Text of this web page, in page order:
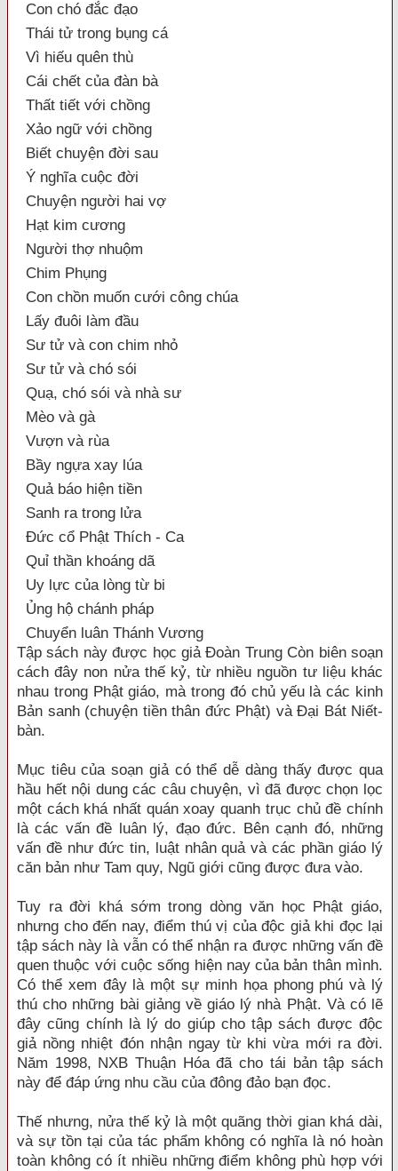
Con chó đắc đạo
Thái tử trong bụng cá
Vì hiếu quên thù
Cái chết của đàn bà
Thất tiết với chồng
Xảo ngữ với chồng
Biết chuyện đời sau
Ý nghĩa cuộc đời
Chuyện người hai vợ
Hạt kim cương
Người thợ nhuộm
Chim Phụng
Con chồn muốn cưới công chúa
Lấy đuôi làm đầu
Sư tử và con chim nhỏ
Sư tử và chó sói
Quạ, chó sói và nhà sư
Mèo và gà
Vượn và rùa
Bầy ngựa xay lúa
Quả báo hiện tiền
Sanh ra trong lửa
Đức cổ Phật Thích - Ca
Quỉ thần khoáng dã
Uy lực của lòng từ bi
Ủng hộ chánh pháp
Chuyển luân Thánh Vương
Tập sách này được học giả Đoàn Trung Còn biên soạn
cách đây non nửa thế kỷ, từ nhiều nguồn tư liệu khác
nhau trong Phật giáo, mà trong đó chủ yếu là các kinh
Bản sanh (chuyện tiền thân đức Phật) và Đại Bát Niết-
bàn.
Mục tiêu của soạn giả có thể dễ dàng thấy được qua
hầu hết nội dung các câu chuyện, vì đã được chọn lọc
một cách khá nhất quán xoay quanh trục chủ đề chính
là các vấn đề luân lý, đạo đức. Bên cạnh đó, những
vấn đề như đức tin, luật nhân quả và các phần giáo lý
căn bản như Tam quy, Ngũ giới cũng được đưa vào.
Tuy ra đời khá sớm trong dòng văn học Phật giáo,
nhưng cho đến nay, điểm thú vị của độc giả khi đọc lại
tập sách này là vẫn có thể nhận ra được những vấn đề
quen thuộc với cuộc sống hiện nay của bản thân mình.
Có thể xem đây là một sự minh họa phong phú và lý
thú cho những bài giảng về giáo lý nhà Phật. Và có lẽ
đây cũng chính là lý do giúp cho tập sách được độc
giả nồng nhiệt đón nhận ngay từ khi vừa mới ra đời.
Năm 1998, NXB Thuận Hóa đã cho tái bản tập sách
này để đáp ứng nhu cầu của đông đảo bạn đọc.
Thế nhưng, nửa thế kỷ là một quãng thời gian khá dài,
và sự tồn tại của tác phẩm không có nghĩa là nó hoàn
toàn không có ít nhiều những điểm không phù hợp với